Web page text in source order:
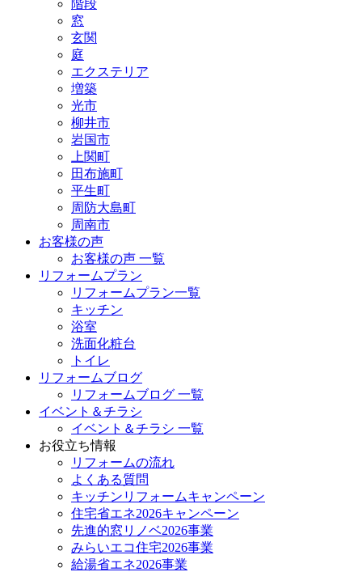
階段
窓
玄関
庭
エクステリア
増築
光市
柳井市
岩国市
上関町
田布施町
平生町
周防大島町
周南市
お客様の声
お客様の声 一覧
リフォームプラン
リフォームプラン一覧
キッチン
浴室
洗面化粧台
トイレ
リフォームブログ
リフォームブログ 一覧
イベント＆チラシ
イベント＆チラシ 一覧
お役立ち情報
リフォームの流れ
よくある質問
キッチンリフォームキャンペーン
住宅省エネ2026キャンペーン
先進的窓リノベ2026事業
みらいエコ住宅2026事業
給湯省エネ2026事業